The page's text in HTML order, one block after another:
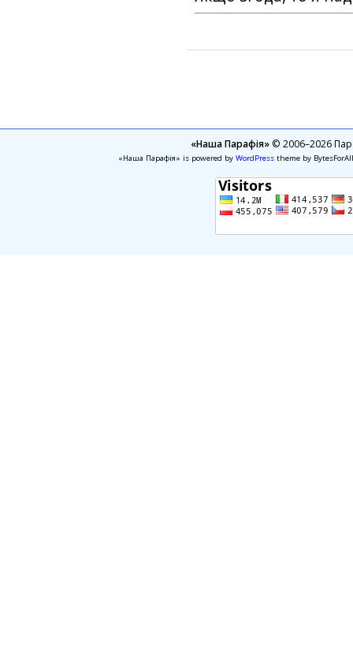
«Наша Парафія»© 2006–2026
«Наша Парафія» is powered by WordPresstheme by